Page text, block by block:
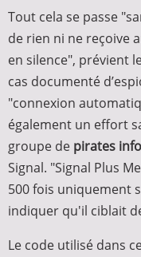
Tout cela se passe
de rien ni ne reçoive
en silence", prévient
cas documenté
"connexion
également un effort
groupe de pirates
Signal. "Signal Plus
500 fois uniquement
indiquer qu'il ciblait
Le code utilisé dans